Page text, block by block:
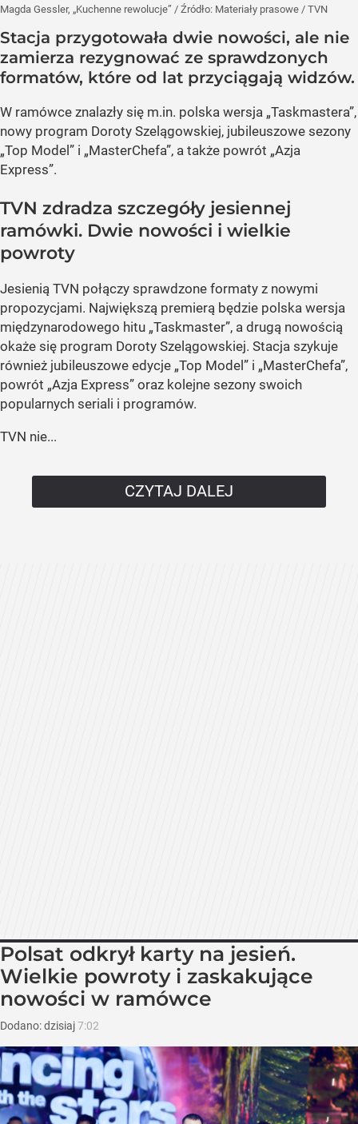
Magda Gessler, „Kuchenne rewolucje” / Źródło: Materiały prasowe / TVN
Stacja przygotowała dwie nowości, ale nie
zamierza rezygnować ze sprawdzonych
formatów, które od lat przyciągają widzów.
W ramówce znalazły się m.in. polska wersja „Taskmastera”,
nowy program Doroty Szelągowskiej, jubileuszowe sezony
„Top Model” i „MasterChefa”, a także powrót „Azja
Express”.
TVN zdradza szczegóły jesiennej
ramówki. Dwie nowości i wielkie
powroty
Jesienią TVN połączy sprawdzone formaty z nowymi
propozycjami. Największą premierą będzie polska wersja
międzynarodowego hitu „Taskmaster”, a drugą nowością
okaże się program Doroty Szelągowskiej. Stacja szykuje
również jubileuszowe edycje „Top Model” i „MasterChefa”,
powrót „Azja Express” oraz kolejne sezony swoich
popularnych seriali i programów.
TVN nie...
CZYTAJ DALEJ
Polsat odkrył karty na jesień.
Wielkie powroty i zaskakujące
nowości w ramówce
Dodano:dzisiaj7:02